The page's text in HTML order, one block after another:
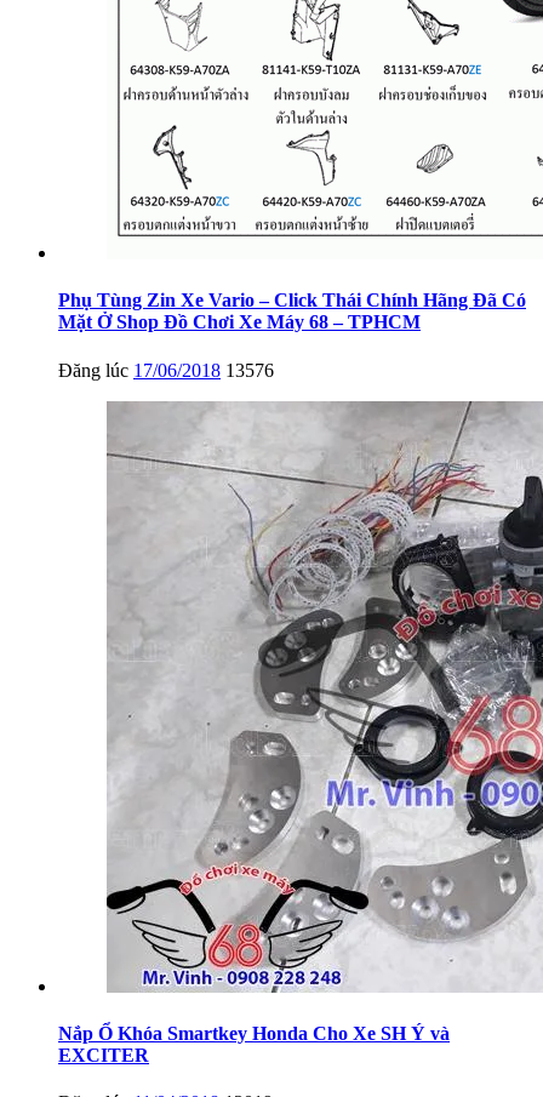
Phụ Tùng Zin Xe Vario – Click Thái Chính Hãng Đã Có
Mặt Ở Shop Đồ Chơi Xe Máy 68 – TPHCM
Đăng lúc 17/06/2018 13576
Nắp Ổ Khóa Smartkey Honda Cho Xe SH Ý và
EXCITER